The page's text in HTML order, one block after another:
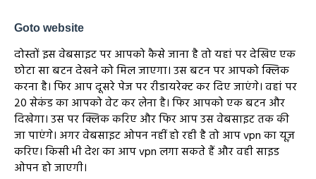
Goto website
दोस्तों इस वेबसाइट पर आपको कैसे जाना है तो यहां पर देखिए एक
छोटा सा बटन देखने को मिल जाएगा। उस बटन पर आपको क्लिक
करना है। फिर आप दूसरे पेज पर रीडायरेक्ट कर दिए जाएंगे। वहां पर
20 सेकंड का आपको वेट कर लेना है। फिर आपको एक बटन और
दिखेगा। उस पर क्लिक करिए और फिर आप उस वेबसाइट तक की
जा पाएंगे। अगर वेबसाइट ओपन नहीं हो रही है तो आप vpn का यूज़
करिए। किसी भी देश का आप vpn लगा सकते हैं और वही साइड
ओपन हो जाएगी।